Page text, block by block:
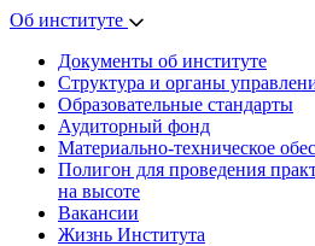
Об институте
Документы об институте
Структура и органы
Образовательные стандарты
Аудиторный фонд
Материально-техническое
Полигон для проведения
на высоте
Вакансии
Жизнь Института